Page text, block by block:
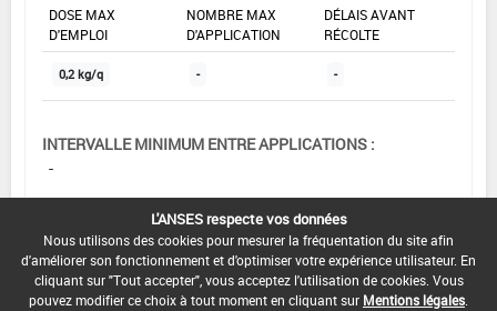
DOSE MAX
D'EMPLOI
NOMBRE MAX
D'APPLICATION
DÉLAIS AVANT
RÉCOLTE
0,2 kg/q - -
INTERVALLE MINIMUM ENTRE APPLICATIONS :
-
DATE DE RETRAIT DE L'USAGE :
05/11/1999
DATE DE FIN DE DISTRIBUTION :
-
L'ANSES respecte vos données
Nous utilisons des cookies pour mesurer la fréquentation du site afin
d'améliorer son fonctionnement et d'optimiser votre expérience utilisateur. En
cliquant sur "Tout accepter", vous acceptez l'utilisation de cookies. Vous
pouvez modifier ce choix à tout moment en cliquant sur Mentions légales